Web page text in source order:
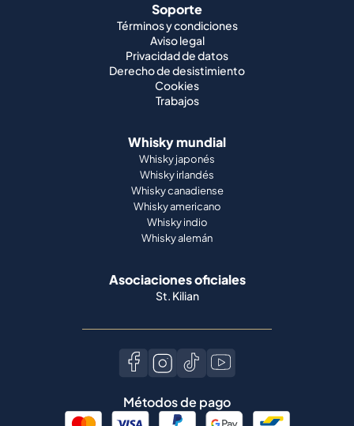
Soporte
Términos y condiciones
Aviso legal
Privacidad de datos
Derecho de desistimiento
Cookies
Trabajos
Whisky mundial
Whisky japonés
Whisky irlandés
Whisky canadiense
Whisky americano
Whisky indio
Whisky alemán
Asociaciones oficiales
St. Kilian
Métodos de pago